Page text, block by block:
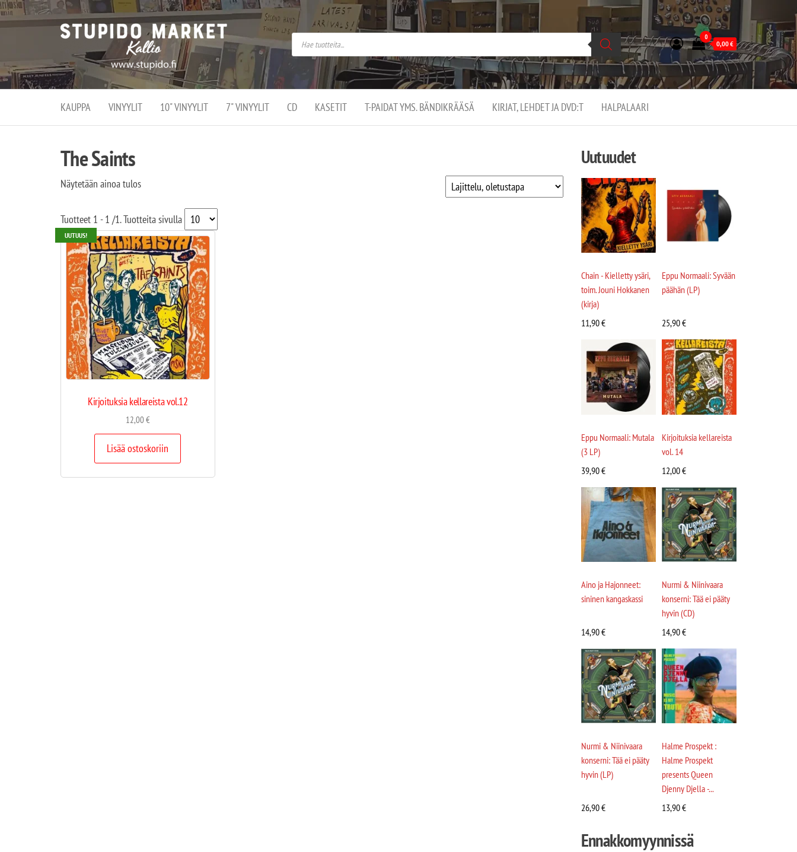
Stupido
Market –
verkossa
ja
kivijalassa
Stupido Market on
vaihtoehtomusaan
erikoistunut
verkko- sekä
kivijalkakauppa
Helsingissä
Kallion
0
0,00€
KAUPPA VINYYLIT 10" VINYYLIT 7" VINYYLIT CD KASETIT T-PAIDAT YMS. BÄNDIKRÄÄSÄ KIRJAT, LEHDET JA DVD:T HALPALAARI
The Saints
Näytetään ainoa tulos
Tuotteet 1 - 1 /1. Tuotteita sivulla
UUTUUS!
Kirjoituksia kellareista vol.12
12,00€
Lisää ostoskoriin
Uutuudet
Chain - Kielletty ysäri,
toim. Jouni Hokkanen
(kirja)
11,90€
Eppu Normaali: Syvään
päähän (LP)
25,90€
Eppu Normaali: Mutala
(3 LP)
39,90€
Kirjoituksia kellareista
vol. 14
12,00€
Aino ja Hajonneet:
sininen kangaskassi
14,90€
Nurmi & Niinivaara
konserni: Tää ei pääty
hyvin (CD)
14,90€
Nurmi & Niinivaara
konserni: Tää ei pääty
hyvin (LP)
26,90€
Halme Prospekt :
Halme Prospekt
presents Queen
Djenny Djella -...
13,90€
Ennakkomyynnissä